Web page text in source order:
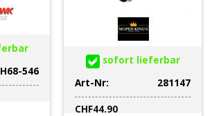
546
sofort lieferbar
Art-Nr:
281147
CHF44.90